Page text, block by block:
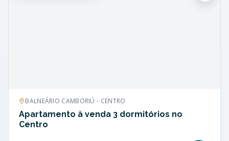
BALNEÁRIO CAMBORIÚ - CENTRO
Apartamento à venda 3 dormitórios no
Centro